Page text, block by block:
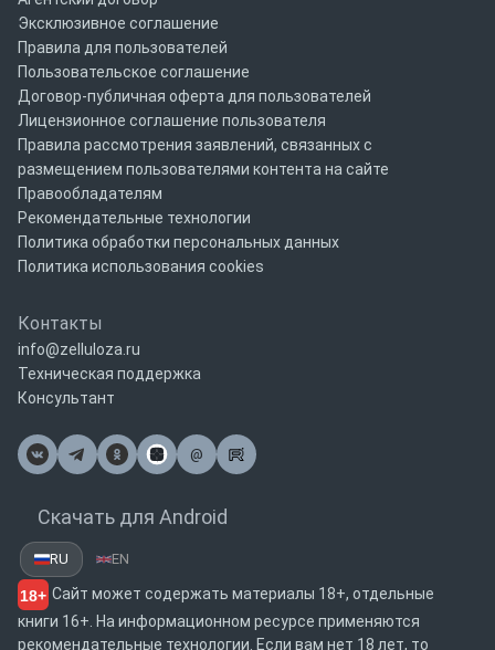
Эксклюзивное соглашение
Правила для пользователей
Пользовательское соглашение
Договор-публичная оферта для пользователей
Лицензионное соглашение пользователя
Правила рассмотрения заявлений, связанных с
размещением пользователями контента на сайте
Правообладателям
Рекомендательные технологии
Политика обработки персональных данных
Политика использования cookies
Контакты
info@zelluloza.ru
Техническая поддержка
Консультант
@
Почта
Скачать для Android
RU EN
18+ Сайт может содержать материалы 18+, отдельные
книги 16+. На информационном ресурсе применяются
рекомендательные технологии. Если вам нет 18 лет, то